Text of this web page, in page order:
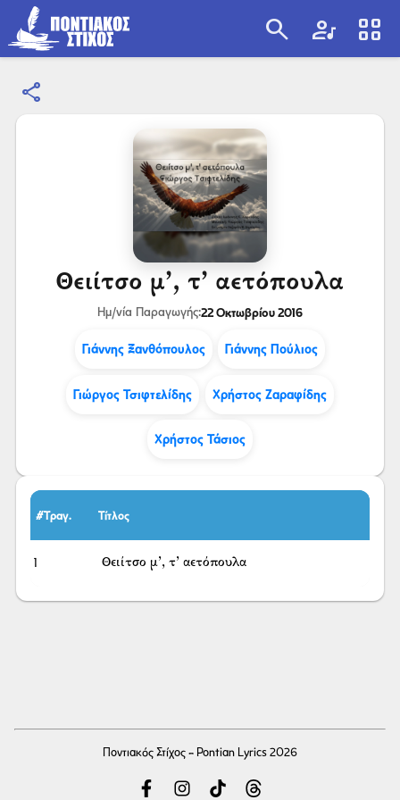
search artist view_cozy
share
Θειίτσο μ’, τ’ αετόπουλα
Ημ/νία Παραγωγής:22 Οκτωβρίου 2016
Γιάννης Ξανθόπουλος Γιάννης Πούλιος
Γιώργος Τσιφτελίδης Χρήστος Ζαραφίδης
Χρήστος Τάσιος
#Τραγ. Τίτλος
1 Θειίτσο μ’, τ’ αετόπουλα
Ποντιακός Στίχος - Pontian Lyrics 2026